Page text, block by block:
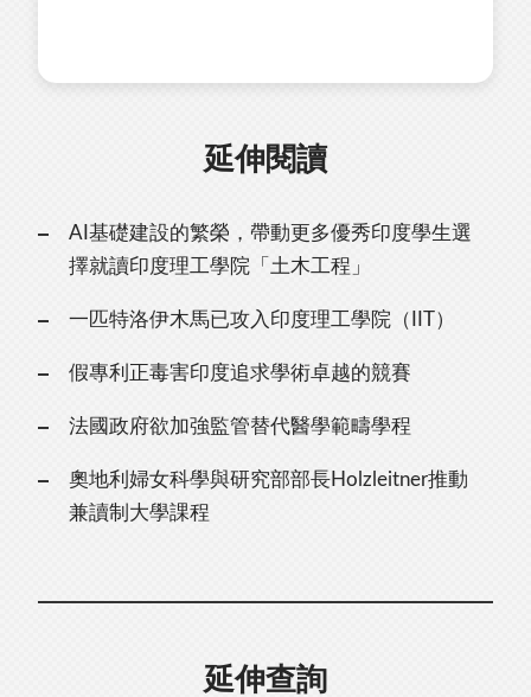
延伸閱讀
AI基礎建設的繁榮，帶動更多優秀印度學生選
擇就讀印度理工學院「土木工程」
一匹特洛伊木馬已攻入印度理工學院（IIT）
假專利正毒害印度追求學術卓越的競賽
法國政府欲加強監管替代醫學範疇學程
奧地利婦女科學與研究部部長Holzleitner推動
兼讀制大學課程
延伸查詢